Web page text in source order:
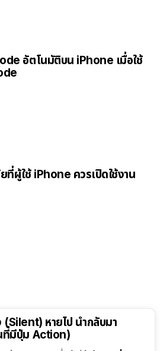
อัตโนมัติบน iPhone เมื่อใช้
ที่ผู้ใช้ iPhone ควรเปิดใช้งาน
หายไป นำกลับมา
ที่มีปุ่ม Action)